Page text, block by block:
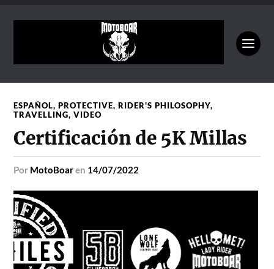
ESPAÑOL,PROTECTIVE,RIDER'S PHILOSOPHY,
TRAVELLING,VIDEO
Certificación de 5K Millas
por MotoBoaren 14/07/2022